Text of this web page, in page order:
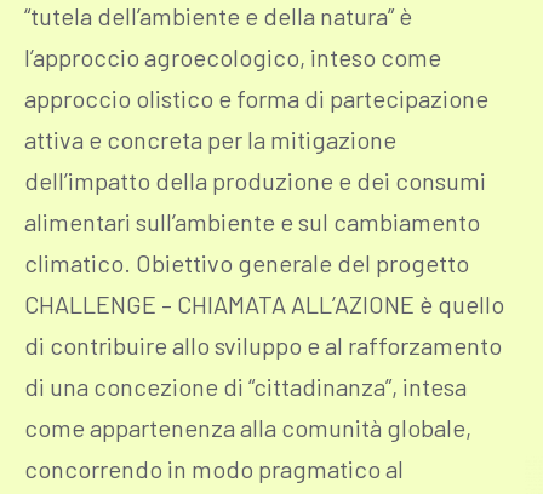
“tutela dell’ambiente e della natura” è
l’approccio agroecologico, inteso come
approccio olistico e forma di partecipazione
attiva e concreta per la mitigazione
dell’impatto della produzione e dei consumi
alimentari sull’ambiente e sul cambiamento
climatico. Obiettivo generale del progetto
CHALLENGE – CHIAMATA ALL’AZIONE è quello
di contribuire allo sviluppo e al rafforzamento
di una concezione di “cittadinanza”, intesa
come appartenenza alla comunità globale,
concorrendo in modo pragmatico al